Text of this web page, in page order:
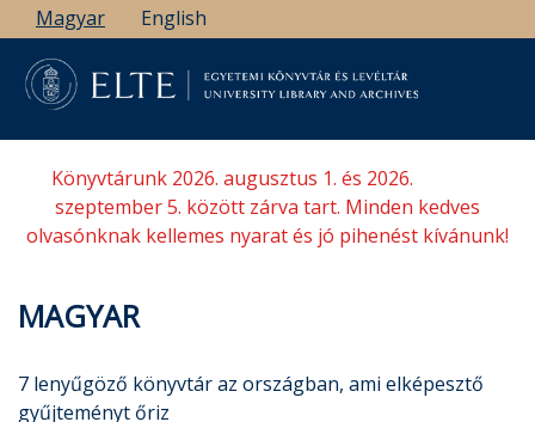
Ugrás
a
tartalomra
Magyar English
Könyvtárunk 2026. augusztus 1. és 2026.
szeptember 5. között zárva tart. Minden kedves
olvasónknak kellemes nyarat és jó pihenést kívánunk!
MAGYAR
7 lenyűgöző könyvtár az országban, ami elképesztő
gyűjteményt őriz